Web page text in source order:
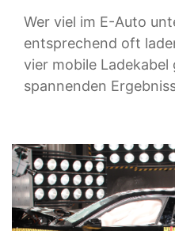
Wer viel im E-Auto
entsprechend oft
vier mobile
spannenden